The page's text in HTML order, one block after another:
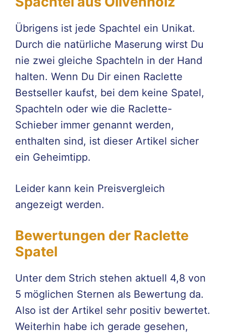
Übrigens ist jede Spachtel ein Unikat.
Durch die natürliche Maserung wirst Du
nie zwei gleiche Spachteln in der Hand
halten. Wenn Du Dir einen Raclette
Bestseller kaufst, bei dem keine Spatel,
Spachteln oder wie die Raclette-
Schieber immer genannt werden,
enthalten sind, ist dieser Artikel sicher
ein Geheimtipp.
Leider kann kein Preisvergleich
angezeigt werden.
Bewertungen der Raclette
Spatel
Unter dem Strich stehen aktuell 4,8 von
5 möglichen Sternen als Bewertung da.
Also ist der Artikel sehr positiv bewertet.
Weiterhin habe ich gerade gesehen,